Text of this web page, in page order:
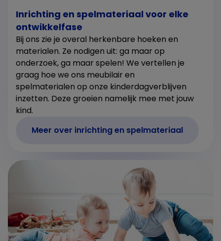
Inrichting en spelmateriaal voor elke
ontwikkelfase
Bij ons zie je overal herkenbare hoeken en
materialen. Ze nodigen uit: ga maar op
onderzoek, ga maar spelen! We vertellen je
graag hoe we ons meubilair en
spelmaterialen op onze kinderdagverblijven
inzetten. Deze groeien namelijk mee met jouw
kind.
Meer over inrichting en spelmateriaal